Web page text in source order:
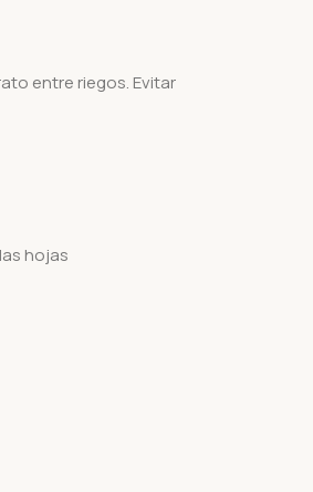
entre riegos. Evitar
hojas